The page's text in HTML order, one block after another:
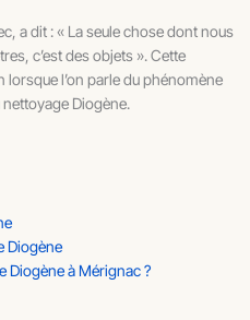
a dit : « La seule chose dont nous
c’est des objets ». Cette
l’on parle du phénomène
nettoyage Diogène.
Diogène
Diogène à Mérignac ?